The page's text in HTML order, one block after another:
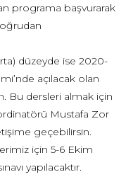
programa başvurarak
düzeyde ise 2020-
açılacak olan
Bu dersleri almak için
Mustafa Zor
geçebilirsin.
için 5-6 Ekim
yapılacaktır.